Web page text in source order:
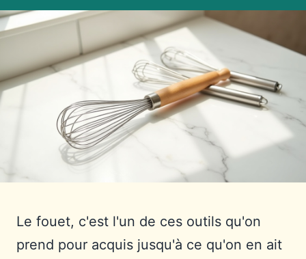
Le fouet, c'est l'un de ces outils qu'on
prend pour acquis jusqu'à ce qu'on en ait